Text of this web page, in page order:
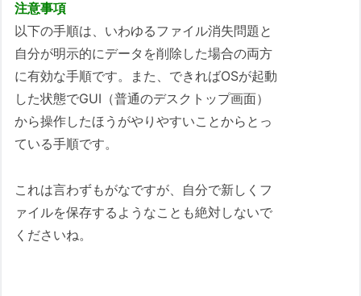
注意事項
以下の手順は、いわゆるファイル消失問題と
自分が明示的にデータを削除した場合の両方
に有効な手順です。また、できればOSが起動
した状態でGUI（普通のデスクトップ画面）
から操作したほうがやりやすいことからとっ
ている手順です。
これは言わずもがなですが、自分で新しくフ
ァイルを保存するようなことも絶対しないで
くださいね。